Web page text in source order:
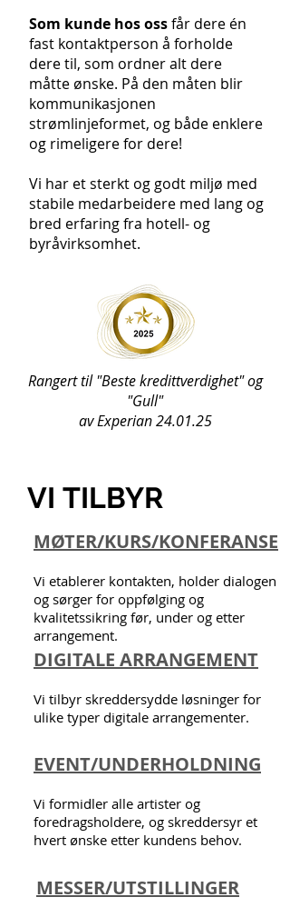
Som kunde hos ossfår dere én
fast kontaktperson å forholde
dere til, som ordner alt dere
måtte ønske. På den måten blir
kommunikasjonen
strømlinjeformet, og både enklere
og rimeligere for dere!
Vi har et sterkt og godt miljø med
stabile medarbeidere med lang og
bred erfaring fra hotell- og
byråvirksomhet.
Rangert til "Beste kredittverdighet" og
"Gull"
av Experian 24.01.25
VI TILBYR
MØTER/KURS/KONFERANSE
Vi etablerer kontakten, holder dialogen
og sørger for oppfølging og
kvalitetssikring før, under og etter
arrangement.
DIGITALE ARRANGEMENT
Vi tilbyr skreddersydde løsninger for
ulike typer digitale arrangementer.
EVENT/UNDERHOLDNING
Vi formidler alle artister og
foredragsholdere, og skreddersyr et
hvert ønske etter kundens behov.
MESSER/UTSTILLINGER